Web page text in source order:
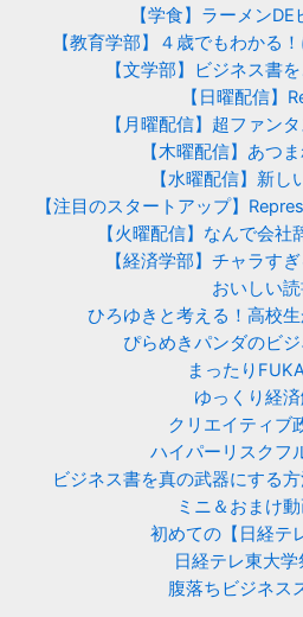
【学食】ラーメン
【教育学部】４歳でもわかる
【文学部】ビジネス書
【日曜配信】
【月曜配信】超ファン
【木曜配信】あつ
【水曜配信】新し
【注目のスタートアップ】
【火曜配信】なんで会社
【経済学部】チャラす
おいしい
ひろゆきと考える！高校
ぴらめきパンダのビ
まったり
ゆっくり経
クリエイティブ
ハイパーリスクフ
ビジネス書を真の武器にする方
ミニ＆おまけ
初めての【日経テ
日経テレ東大学
腹落ちビジネス